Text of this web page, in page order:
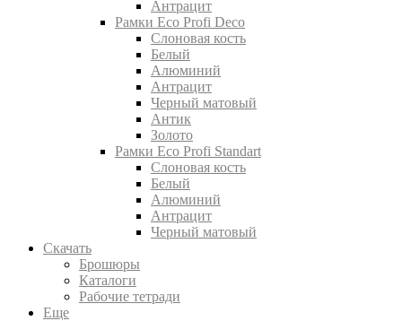
Антрацит
Рамки Eco Profi Deco
Слоновая кость
Белый
Алюминий
Антрацит
Черный матовый
Антик
Золото
Рамки Eco Profi Standart
Слоновая кость
Белый
Алюминий
Антрацит
Черный матовый
Скачать
Брошюры
Каталоги
Рабочие тетради
Еще